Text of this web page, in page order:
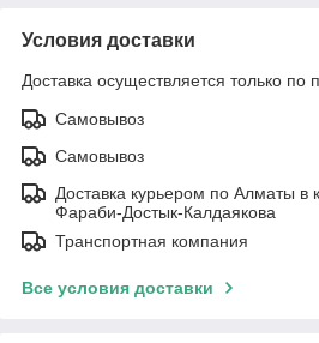
Условия доставки
Доставка осуществляется только по
Самовывоз
Самовывоз
Доставка курьером по Алматы в
Фараби-Достык-Калдаякова
Транспортная компания
Все условия доставки